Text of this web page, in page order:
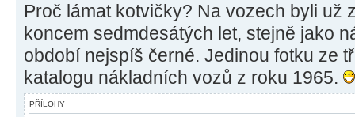
Proč lámat kotvičky? Na vozech byli už
koncem sedmdesátých let, stejně jako
období nejspíš černé. Jedinou fotku ze
katalogu nákladních vozů z roku 1965.
PŘÍLOHY